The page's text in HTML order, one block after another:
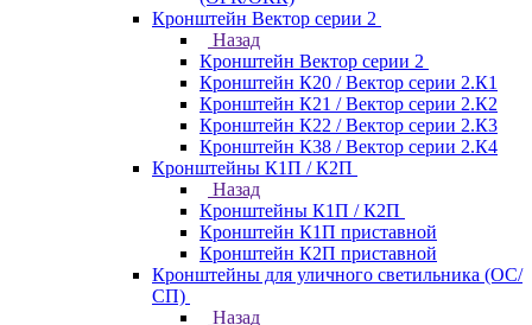
Кронштейн Вектор серии 2
Назад
Кронштейн Вектор серии 2
Кронштейн К20 / Вектор серии 2.К1
Кронштейн К21 / Вектор серии 2.К2
Кронштейн К22 / Вектор серии 2.К3
Кронштейн К38 / Вектор серии 2.К4
Кронштейны К1П / К2П
Назад
Кронштейны К1П / К2П
Кронштейн К1П приставной
Кронштейн К2П приставной
Кронштейны для уличного светильника (ОС/
СП)
Назад